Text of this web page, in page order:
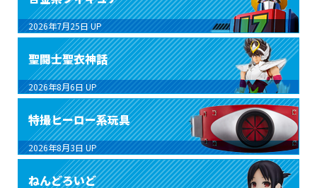
2026年7月25日 UP
聖闘士聖衣神話
2026年8月6日 UP
特撮ヒーロー系玩具
2026年8月3日 UP
ねんどろいど